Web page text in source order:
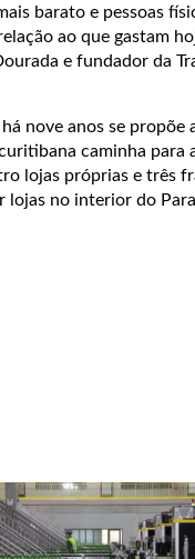
barato e pessoas
ao que gastam
e fundador da
nove anos se propõe
caminha
lojas próprias e três
lojas no interior do